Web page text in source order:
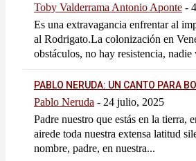
Toby Valderrama Antonio Aponte -
Es una extravagancia enfrentar al
al Rodrigato.La colonización en
obstáculos, no hay resistencia, nadie
PABLO NERUDA: UN CANTO PARA
Pablo Neruda - 24 julio, 2025
Padre nuestro que estás en la tierra,
airede toda nuestra extensa latitud
nombre, padre, en nuestra...